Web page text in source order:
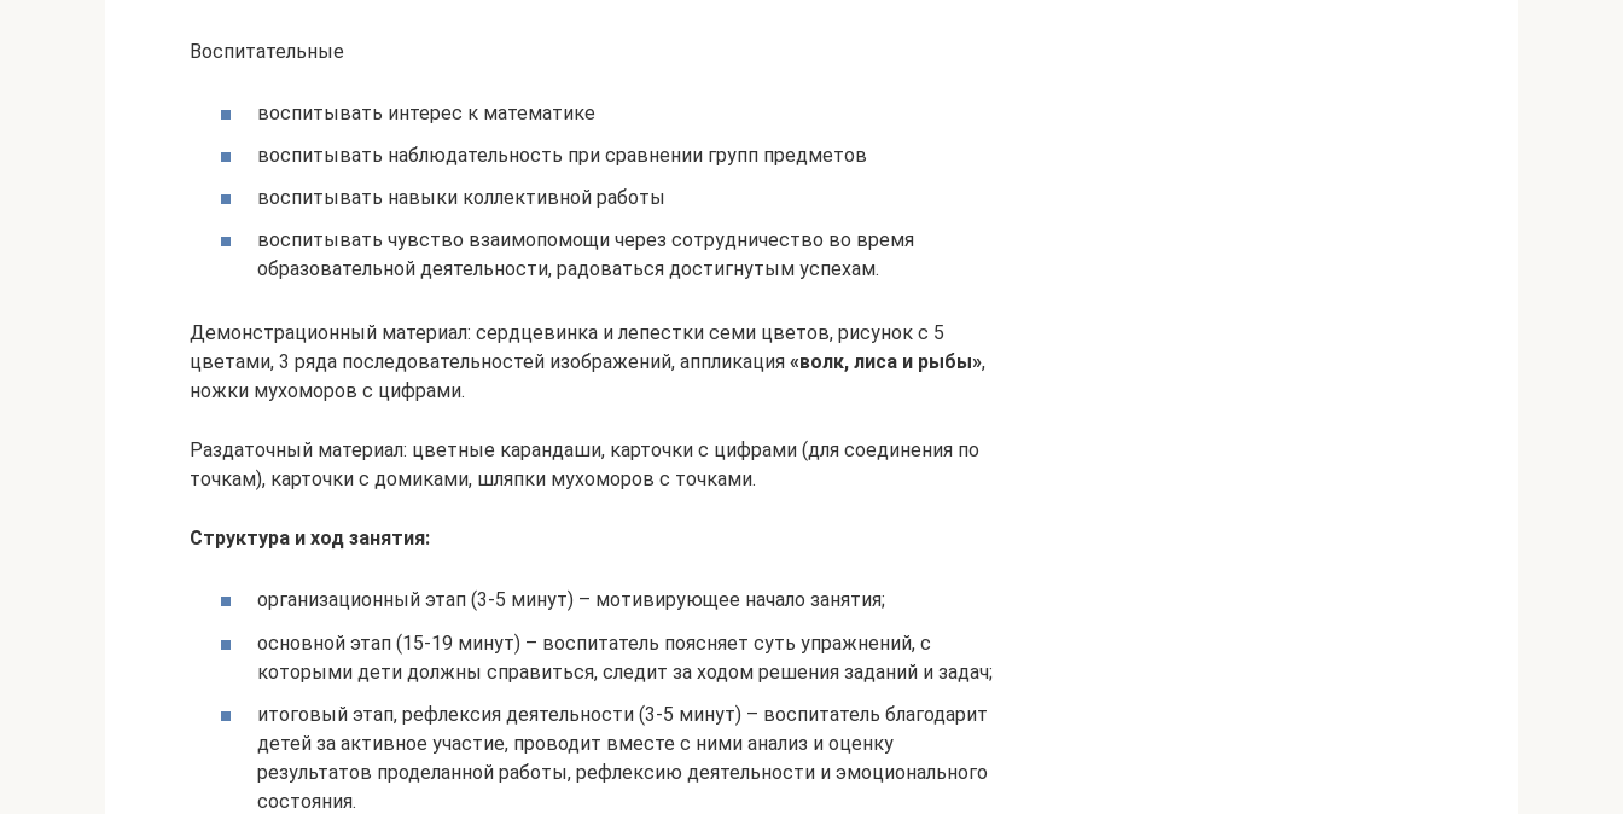
Воспитательные
воспитывать интерес к математике
воспитывать наблюдательность при сравнении групп предметов
воспитывать навыки коллективной работы
воспитывать чувство взаимопомощи через сотрудничество во время
образовательной деятельности, радоваться достигнутым успехам.
Демонстрационный материал: сердцевинка и лепестки семи цветов, рисунок с 5
цветами, 3 ряда последовательностей изображений, аппликация «волк, лиса и рыбы»,
ножки мухоморов с цифрами.
Раздаточный материал: цветные карандаши, карточки с цифрами (для соединения по
точкам), карточки с домиками, шляпки мухоморов с точками.
Структура и ход занятия:
организационный этап (3-5 минут) – мотивирующее начало занятия;
основной этап (15-19 минут) – воспитатель поясняет суть упражнений, с
которыми дети должны справиться, следит за ходом решения заданий и задач;
итоговый этап, рефлексия деятельности (3-5 минут) – воспитатель благодарит
детей за активное участие, проводит вместе с ними анализ и оценку
результатов проделанной работы, рефлексию деятельности и эмоционального
состояния.